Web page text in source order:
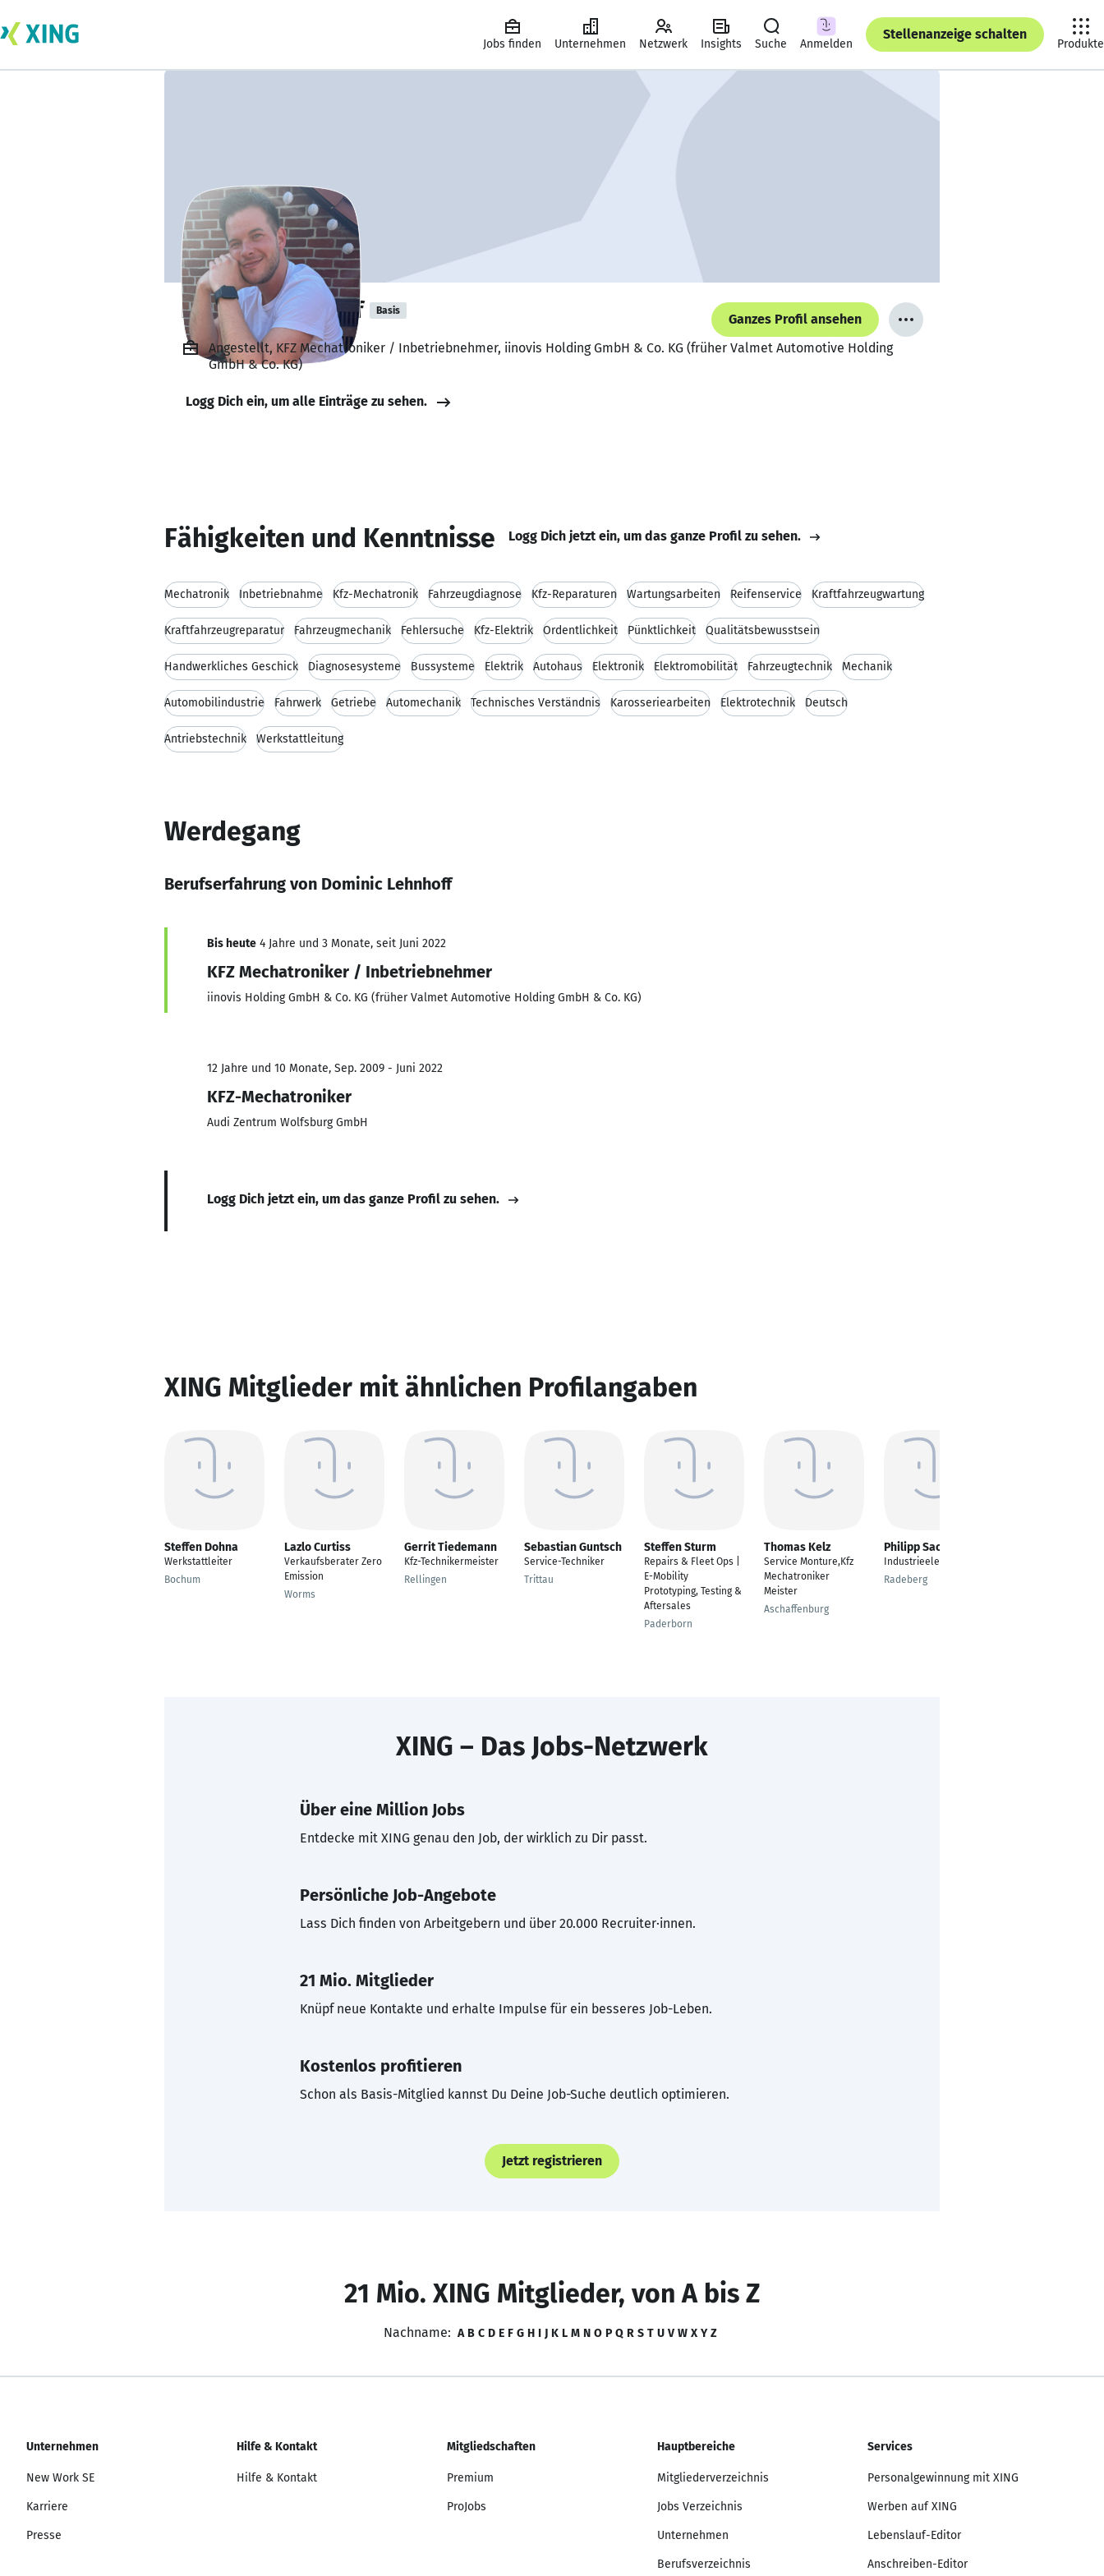
Jobs finden Unternehmen Netzwerk Insights Suche Anmelden
Stellenanzeige schalten
Produkte
Dominic Lehnhoff Basis
Ganzes Profil ansehen
Angestellt, KFZ Mechatroniker / Inbetriebnehmer, iinovis Holding GmbH & Co. KG (früher Valmet Automotive Holding
GmbH & Co. KG)
Logg Dich ein, um alle Einträge zu sehen.
Fähigkeiten und Kenntnisse Logg Dich jetzt ein, um das ganze Profil zu sehen.
Mechatronik Inbetriebnahme Kfz-Mechatronik Fahrzeugdiagnose Kfz-Reparaturen Wartungsarbeiten Reifenservice Kraftfahrzeugwartung
Kraftfahrzeugreparatur Fahrzeugmechanik Fehlersuche Kfz-Elektrik Ordentlichkeit Pünktlichkeit Qualitätsbewusstsein
Handwerkliches Geschick Diagnosesysteme Bussysteme Elektrik Autohaus Elektronik Elektromobilität Fahrzeugtechnik Mechanik
Automobilindustrie Fahrwerk Getriebe Automechanik Technisches Verständnis Karosseriearbeiten Elektrotechnik Deutsch
Antriebstechnik Werkstattleitung
Werdegang
Berufserfahrung von Dominic Lehnhoff
Bis heute 4 Jahre und 3 Monate, seit Juni 2022
KFZ Mechatroniker / Inbetriebnehmer
iinovis Holding GmbH & Co. KG (früher Valmet Automotive Holding GmbH & Co. KG)
12 Jahre und 10 Monate, Sep. 2009 - Juni 2022
KFZ-Mechatroniker
Audi Zentrum Wolfsburg GmbH
Logg Dich jetzt ein, um das ganze Profil zu sehen.
XING Mitglieder mit ähnlichen Profilangaben
Steffen Dohna
Werkstattleiter
Bochum
Lazlo Curtiss
Verkaufsberater Zero
Emission
Worms
Gerrit Tiedemann
Kfz-Technikermeister
Rellingen
Sebastian Guntsch
Service-Techniker
Trittau
Steffen Sturm
Repairs & Fleet Ops |
E-Mobility
Prototyping, Testing &
Aftersales
Paderborn
Thomas Kelz
Service Monture,Kfz
Mechatroniker
Meister
Aschaffenburg
Philipp Sachse
Industrieelektroniker
Radeberg
XING – Das Jobs-Netzwerk
Über eine Million Jobs
Entdecke mit XING genau den Job, der wirklich zu Dir passt.
Persönliche Job-Angebote
Lass Dich finden von Arbeitgebern und über 20.000 Recruiter·innen.
21 Mio. Mitglieder
Knüpf neue Kontakte und erhalte Impulse für ein besseres Job-Leben.
Kostenlos profitieren
Schon als Basis-Mitglied kannst Du Deine Job-Suche deutlich optimieren.
Jetzt registrieren
21 Mio. XING Mitglieder, von A bis Z
Nachname: A B C D E F G H I J K L M N O P Q R S T U V W X Y Z
Unternehmen
New Work SE
Karriere
Presse
Hilfe & Kontakt
Hilfe & Kontakt
Mitgliedschaften
Premium
ProJobs
Hauptbereiche
Mitgliederverzeichnis
Jobs Verzeichnis
Unternehmen
Berufsverzeichnis
Services
Personalgewinnung mit XING
Werben auf XING
Lebenslauf-Editor
Anschreiben-Editor